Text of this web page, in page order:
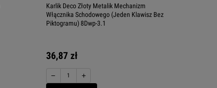
Karlik Deco Złoty Metalik Mechanizm
Włącznika Schodowego (Jeden Klawisz Bez
Piktogramu) 8Dwp-3.1
36,87 zł
− +